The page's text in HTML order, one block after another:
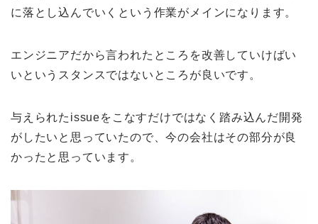
に落とし込んでいくという作業がメインになります。
エンジニアだから言われたところを改善していけばい
いというスタンスではないところが良いです。
与えられたissueをこなすだけではなく踏み込んだ開発
がしたいと思っていたので、今の会社はその部分が良
かったと思っています。